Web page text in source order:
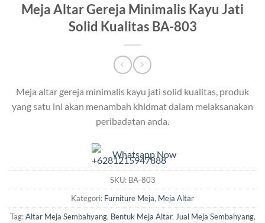
Meja Altar Gereja Minimalis Kayu Jati
Solid Kualitas BA-803
Meja altar gereja minimalis kayu jati solid kualitas, produk
yang satu ini akan menambah khidmat dalam melaksanakan
peribadatan anda.
Whatsapp Now
SKU: BA-803
Kategori: Furniture Meja, Meja Altar
Tag:Altar Meja Sembahyang, Bentuk Meja Altar, Jual Meja Sembahyang,